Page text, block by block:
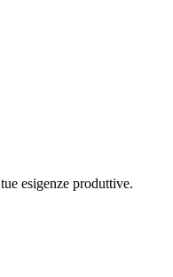
esigenze produttive.